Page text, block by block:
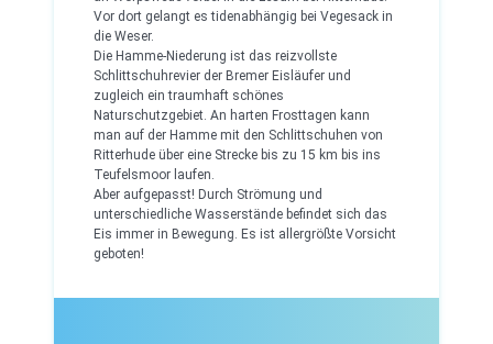
Vor dort gelangt es tidenabhängig bei Vegesack in
die Weser.
Die Hamme-Niederung ist das reizvollste
Schlittschuhrevier der Bremer Eisläufer und
zugleich ein traumhaft schönes
Naturschutzgebiet. An harten Frosttagen kann
man auf der Hamme mit den Schlittschuhen von
Ritterhude über eine Strecke bis zu 15 km bis ins
Teufelsmoor laufen.
Aber aufgepasst! Durch Strömung und
unterschiedliche Wasserstände befindet sich das
Eis immer in Bewegung. Es ist allergrößte Vorsicht
geboten!